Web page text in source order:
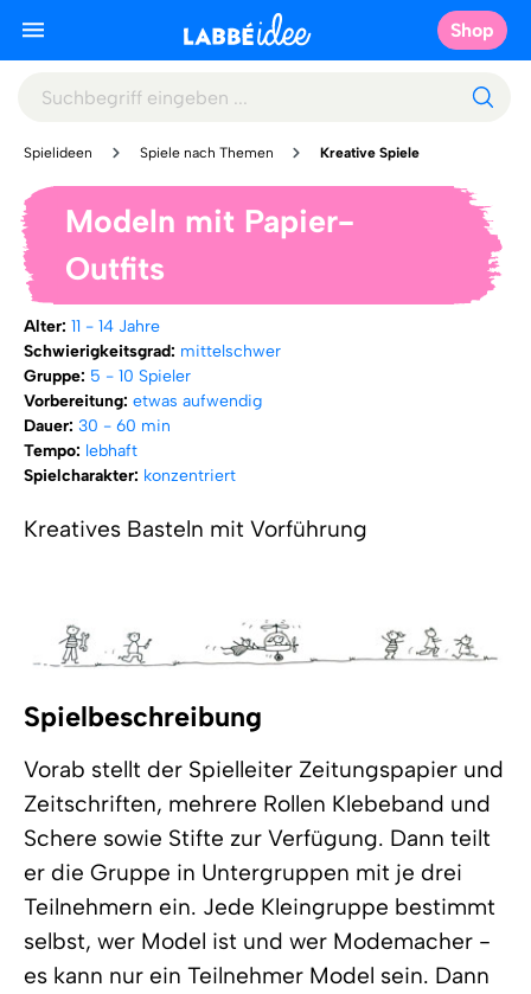
Shop
Spielideen Spiele nach Themen Kreative Spiele
Modeln mit Papier-
Outfits
Alter: 11 - 14 Jahre
Schwierigkeitsgrad: mittelschwer
Gruppe: 5 - 10 Spieler
Vorbereitung: etwas aufwendig
Dauer: 30 - 60 min
Tempo: lebhaft
Spielcharakter: konzentriert
Kreatives Basteln mit Vorführung
Spielbeschreibung
Vorab stellt der Spielleiter Zeitungspapier und
Zeitschriften, mehrere Rollen Klebeband und
Schere sowie Stifte zur Verfügung. Dann teilt
er die Gruppe in Untergruppen mit je drei
Teilnehmern ein. Jede Kleingruppe bestimmt
selbst, wer Model ist und wer Modemacher -
es kann nur ein Teilnehmer Model sein. Dann